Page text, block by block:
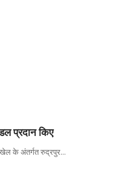
प्रदान किए
खेल के अंतर्गत रुद्रपुर…